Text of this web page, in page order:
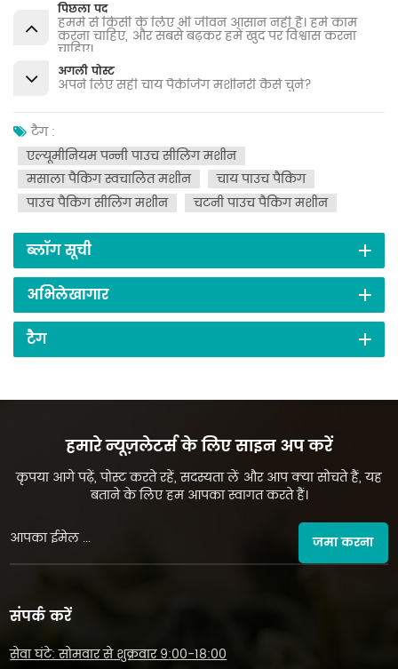
पिछला पद
हममें से किसी के लिए भी जीवन आसान नहीं है। हमें काम
करना चाहिए, और सबसे बढ़कर हमें खुद पर विश्वास करना
चाहिए।
अगली पोस्ट
अपने लिए सही चाय पैकेजिंग मशीनरी कैसे चुनें?
टैग :
एल्यूमीनियम पन्नी पाउच सीलिंग मशीन
मसाला पैकिंग स्वचालित मशीन
चाय पाउच पैकिंग
पाउच पैकिंग सीलिंग मशीन
चटनी पाउच पैकिंग मशीन
ब्लॉग सूची
अभिलेखागार
टैग
हमारे न्यूज़लेटर्स के लिए साइन अप करें
कृपया आगे पढ़ें, पोस्ट करते रहें, सदस्यता लें और आप क्या सोचते हैं, यह
बताने के लिए हम आपका स्वागत करते हैं।
जमा करना
संपर्क करें
सेवा घंटे: सोमवार से शुक्रवार 9:00-18:00